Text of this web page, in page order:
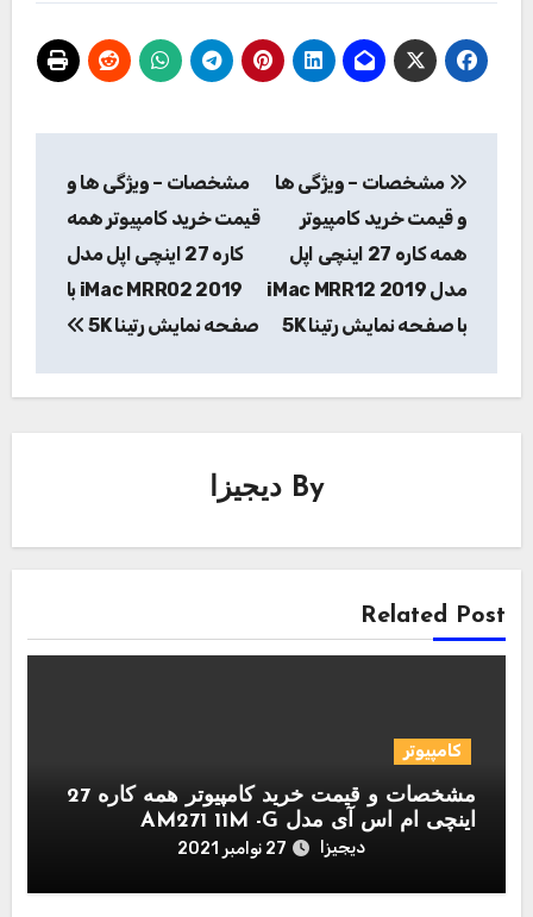
نوشته
مشخصات – ویژگی ها
و قیمت خرید کامپیوتر
همه کاره 27 اینچی اپل
مدل iMac MRR12 2019
با صفحه نمایش رتینا 5K
مشخصات – ویژگی ها و
قیمت خرید کامپیوتر همه
کاره 27 اینچی اپل مدل
iMac MRR02 2019 با
صفحه نمایش رتینا 5K
By دیجیزا
Related Post
کامپیوتر
مشخصات و قیمت خرید کامپیوتر همه کاره 27
اینچی ام اس آی مدل AM271 11M -G
دیجیزا 27 نوامبر 2021